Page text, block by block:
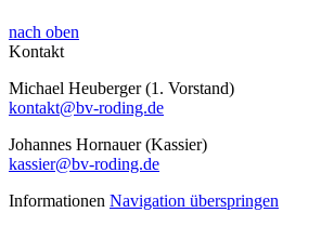
nach oben
Kontakt
Michael Heuberger (1. Vorstand)
kontakt@bv-roding.de
Johannes Hornauer (Kassier)
kassier@bv-roding.de
Informationen Navigation überspringen